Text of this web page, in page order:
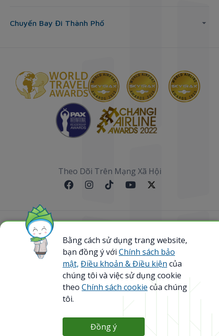
Chuyến Bay Đi Thành Phố
Theo Dõi Trên Mạng Xã Hội
Sơ đồ website
@ 2023 Bamboo Airways Copyright. All Rights
Reserved.
Business Registration Code: 0107867370
Bằng cách sử dụng trang website,
bạn đồng ý với Chính sách bảo
mật, Điều khoản & Điều kiện của
chúng tôi và việc sử dụng cookie
theo Chính sách cookie của chúng
tôi.
Đồng ý